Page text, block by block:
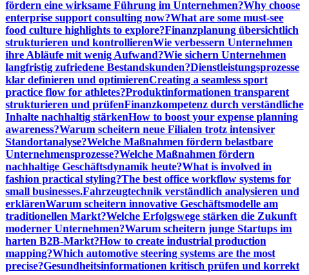
fördern eine wirksame Führung im Unternehmen?Why choose
enterprise support consulting now?What are some must-see
food culture highlights to explore?Finanzplanung übersichtlich
strukturieren und kontrollierenWie verbessern Unternehmen
ihre Abläufe mit wenig Aufwand?Wie sichern Unternehmen
langfristig zufriedene Bestandskunden?Dienstleistungsprozesse
klar definieren und optimierenCreating a seamless sport
practice flow for athletes?Produktinformationen transparent
strukturieren und prüfenFinanzkompetenz durch verständliche
Inhalte nachhaltig stärkenHow to boost your expense planning
awareness?Warum scheitern neue Filialen trotz intensiver
Standortanalyse?Welche Maßnahmen fördern belastbare
Unternehmensprozesse?Welche Maßnahmen fördern
nachhaltige Geschäftsdynamik heute?What is involved in
fashion practical styling?The best office workflow systems for
small businesses.Fahrzeugtechnik verständlich analysieren und
erklärenWarum scheitern innovative Geschäftsmodelle am
traditionellen Markt?Welche Erfolgswege stärken die Zukunft
moderner Unternehmen?Warum scheitern junge Startups im
harten B2B-Markt?How to create industrial production
mapping?Which automotive steering systems are the most
precise?Gesundheitsinformationen kritisch prüfen und korrekt